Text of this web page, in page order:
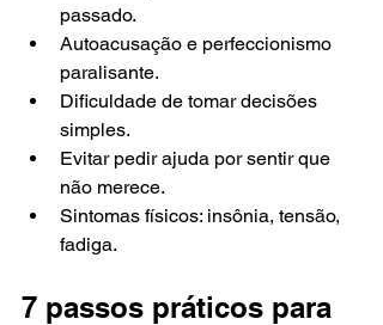
passado.
Autoacusação e perfeccionismo
paralisante.
Dificuldade de tomar decisões
simples.
Evitar pedir ajuda por sentir que
não merece.
Sintomas físicos: insônia, tensão,
fadiga.
7 passos práticos para